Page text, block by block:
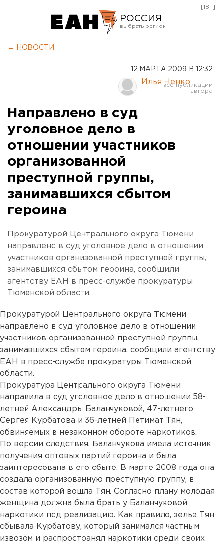
РОССИЯ
Курган
Оренбург
[18+]
← НОВОСТИ
12 МАРТА 2009 В 12:32
Илья Ненко
Направлено в суд
уголовное дело в
отношении участников
организованной
преступной группы,
занимавшихся сбытом
героина
Прокуратурой Центрального округа Тюмени
направлено в суд уголовное дело в отношении
участников организованной преступной группы,
занимавшихся сбытом героина, сообщили
агентству ЕАН в пресс-службе прокуратуры
Тюменской области.
Прокуратурой Центрального округа Тюмени
направлено в суд уголовное дело в отношении
участников организованной преступной группы,
занимавшихся сбытом героина, сообщили агентству
ЕАН в пресс-службе прокуратуры Тюменской
области.
Прокуратура Центрального округа Тюмени
направила в суд уголовное дело в отношении 58-
летней Александры Баланчуковой, 47-летнего
Сергея Курбатова и 36-летней Петимат Тян,
обвиняемых в незаконном обороте наркотиков.
По версии следствия, Баланчукова имела источник
получения оптовых партий героина и была
заинтересована в его сбыте. В марте 2008 года она
создала организованную преступную группу, в
состав которой вошла Тян. Согласно плану молодая
женщина должна была брать у Баланчуковой
наркотики под реализацию. Как правило, зелье Тян
сбывала Курбатову, который занимался частным
извозом и распространял наркотики среди своих